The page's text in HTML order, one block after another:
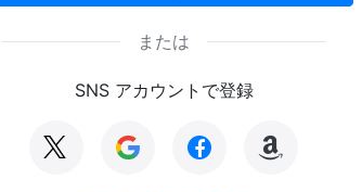
または
SNS アカウントで登録